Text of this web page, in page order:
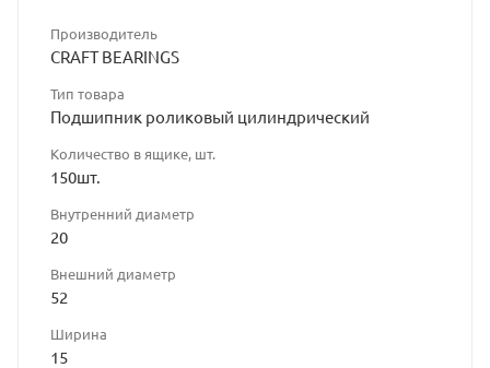
Производитель
CRAFT BEARINGS
Тип товара
Подшипник роликовый цилиндрический
Количество в ящике, шт.
150шт.
Внутренний диаметр
20
Внешний диаметр
52
Ширина
15